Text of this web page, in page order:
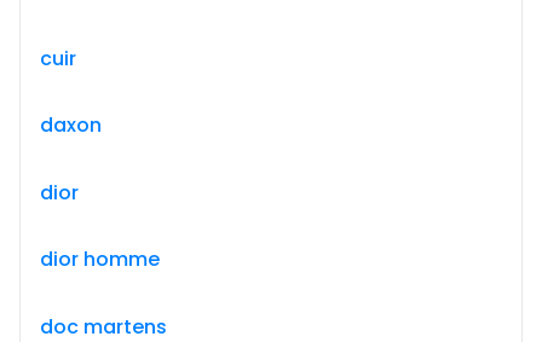
cuir
daxon
dior
dior homme
doc martens